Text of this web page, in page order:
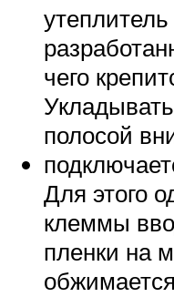
чего
полосой
Для этого
клеммы
пленки на